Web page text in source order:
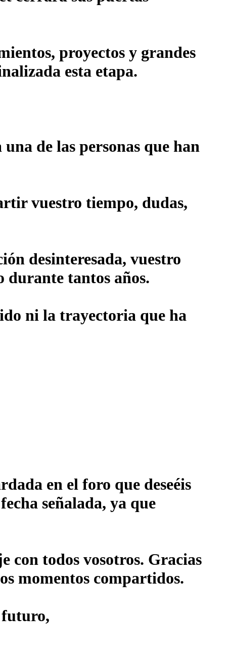
proyectos y grandes
esta etapa.
de las personas que han
vuestro tiempo, dudas,
desinteresada, vuestro
durante tantos años.
ni la trayectoria que ha
en el foro que deseéis
señalada, ya que
con todos vosotros. Gracias
momentos compartidos.
futuro,